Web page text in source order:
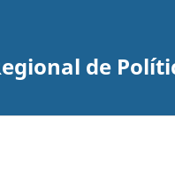
de